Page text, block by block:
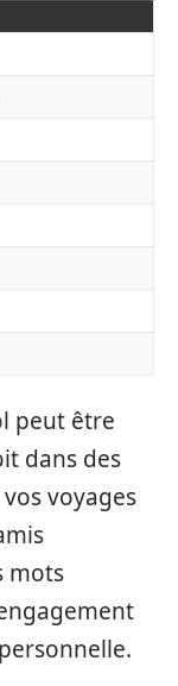
peut être
dans des
voyages
mots